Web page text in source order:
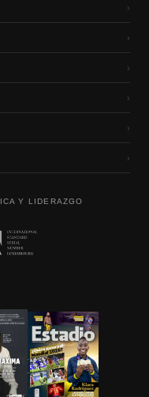
›
›
›
›
›
›
Y LIDERAZGO